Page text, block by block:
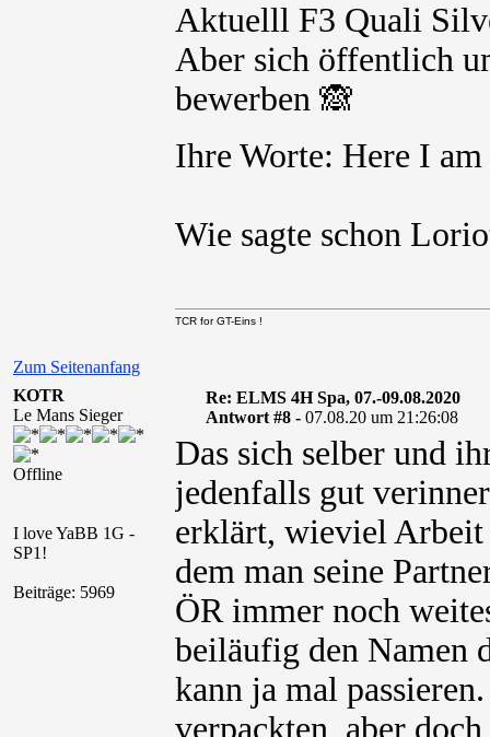
Aktuelll F3 Quali
Aber sich öffentlich
bewerben 🙈
Ihre Worte: Here I
Wie sagte schon
Zum Seitenanfang
TCR for GT-Eins !
KOTR
Le Mans Sieger
Offline
I love YaBB 1G -
SP1!
Beiträge: 5969
Re: ELMS 4H Spa, 07.-09.08.2020
Antwort #8 - 07.08.20 um 21:26:08
Das sich selber und
jedenfalls gut
erklärt, wieviel
dem man seine
ÖR immer noch
beiläufig den Namen
kann ja mal
verpackten, aber